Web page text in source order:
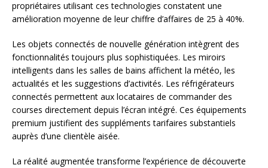
propriétaires utilisant ces technologies constatent une
amélioration moyenne de leur chiffre d’affaires de 25 à 40%.
Les objets connectés de nouvelle génération intègrent des
fonctionnalités toujours plus sophistiquées. Les miroirs
intelligents dans les salles de bains affichent la météo, les
actualités et les suggestions d’activités. Les réfrigérateurs
connectés permettent aux locataires de commander des
courses directement depuis l’écran intégré. Ces équipements
premium justifient des suppléments tarifaires substantiels
auprès d’une clientèle aisée.
La réalité augmentée transforme l’expérience de découverte